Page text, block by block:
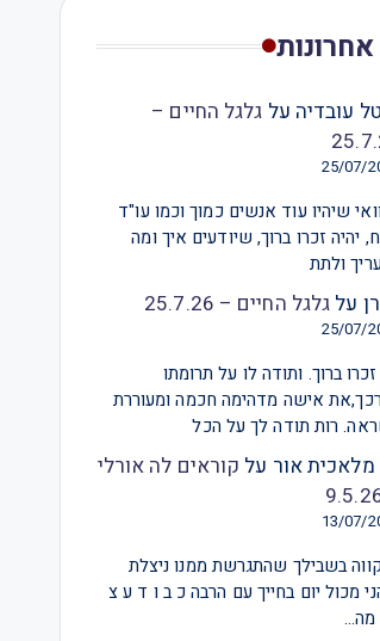
עובדיה על גלגל החיים –
25/07/
שיהיו עוד אנשים כמוך וכמו עו"ד
יהיה זכרו ברוך, שיודעים איך ומה
ולתת
על גלגל החיים – 25.7.26
25/07/
זכרו ברוך. ותודה לו על תרומתו
אישה מדהימה חכמה ומעוררת
רות תודה לך על הכל
מלאכית אור על קוראים לה אורלי
13/07/
בשבילך שהתגרשת ממנו ניצלת
מכול יום בחייך עם הרבה כ ב ו ד ע צ
מה…